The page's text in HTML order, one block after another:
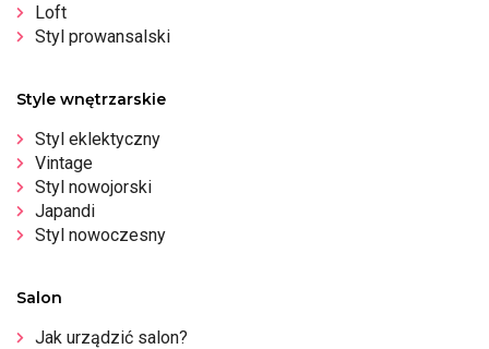
Loft
Styl prowansalski
Style wnętrzarskie
Styl eklektyczny
Vintage
Styl nowojorski
Japandi
Styl nowoczesny
Salon
Jak urządzić salon?